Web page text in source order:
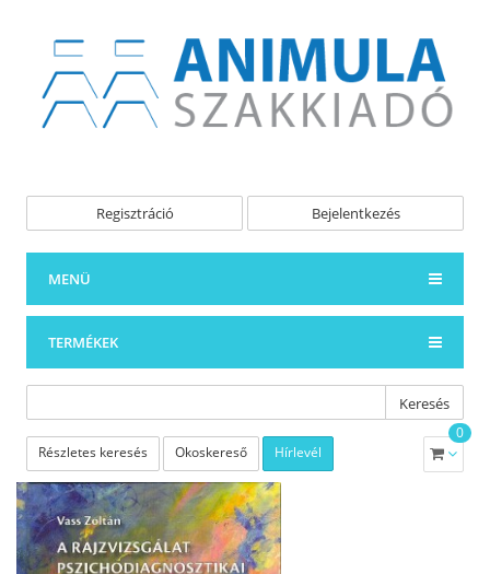
Regisztráció Bejelentkezés
MENÜ
TERMÉKEK
Keresés
Részletes keresés Okoskereső Hírlevél
0